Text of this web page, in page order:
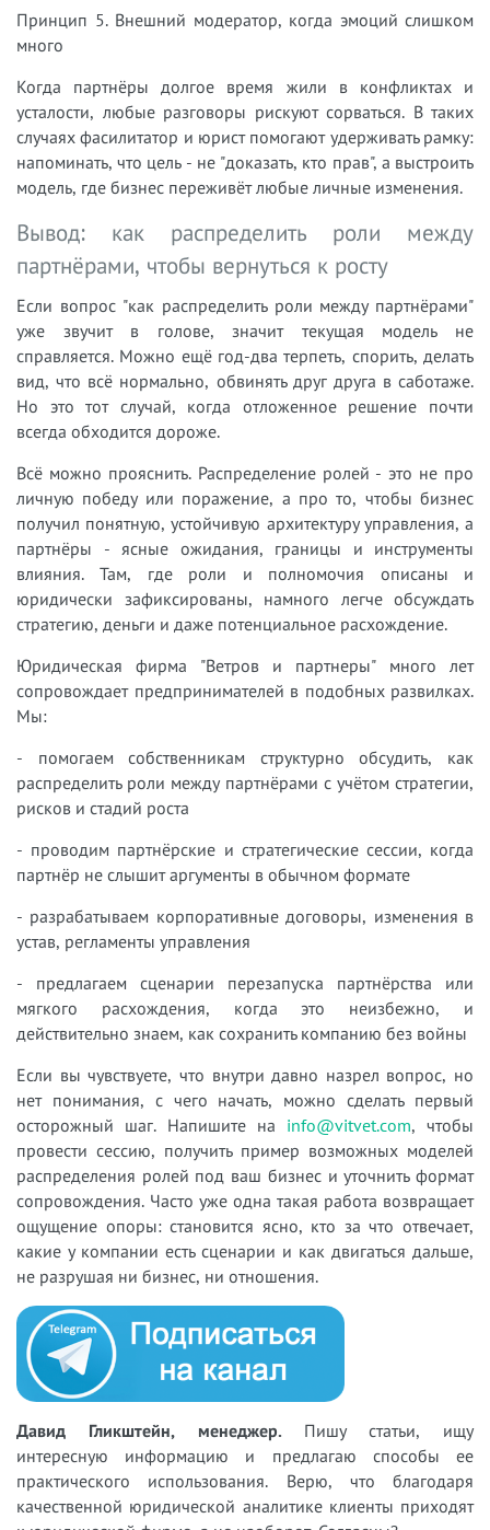
Принцип 5. Внешний модератор, когда эмоций слишком
много
Когда партнёры долгое время жили в конфликтах и
усталости, любые разговоры рискуют сорваться. В таких
случаях фасилитатор и юрист помогают удерживать рамку:
напоминать, что цель - не "доказать, кто прав", а выстроить
модель, где бизнес переживёт любые личные изменения.
Вывод: как распределить роли между
партнёрами, чтобы вернуться к росту
Если вопрос "как распределить роли между партнёрами"
уже звучит в голове, значит текущая модель не
справляется. Можно ещё год-два терпеть, спорить, делать
вид, что всё нормально, обвинять друг друга в саботаже.
Но это тот случай, когда отложенное решение почти
всегда обходится дороже.
Всё можно прояснить. Распределение ролей - это не про
личную победу или поражение, а про то, чтобы бизнес
получил понятную, устойчивую архитектуру управления, а
партнёры - ясные ожидания, границы и инструменты
влияния. Там, где роли и полномочия описаны и
юридически зафиксированы, намного легче обсуждать
стратегию, деньги и даже потенциальное расхождение.
Юридическая фирма "Ветров и партнеры" много лет
сопровождает предпринимателей в подобных развилках.
Мы:
- помогаем собственникам структурно обсудить, как
распределить роли между партнёрами с учётом стратегии,
рисков и стадий роста
- проводим партнёрские и стратегические сессии, когда
партнёр не слышит аргументы в обычном формате
- разрабатываем корпоративные договоры, изменения в
устав, регламенты управления
- предлагаем сценарии перезапуска партнёрства или
мягкого расхождения, когда это неизбежно, и
действительно знаем, как сохранить компанию без войны
Если вы чувствуете, что внутри давно назрел вопрос, но
нет понимания, с чего начать, можно сделать первый
осторожный шаг. Напишите на info@vitvet.com, чтобы
провести сессию, получить пример возможных моделей
распределения ролей под ваш бизнес и уточнить формат
сопровождения. Часто уже одна такая работа возвращает
ощущение опоры: становится ясно, кто за что отвечает,
какие у компании есть сценарии и как двигаться дальше,
не разрушая ни бизнес, ни отношения.
Давид Гликштейн, менеджер. Пишу статьи, ищу
интересную информацию и предлагаю способы ее
практического использования. Верю, что благодаря
качественной юридической аналитике клиенты приходят